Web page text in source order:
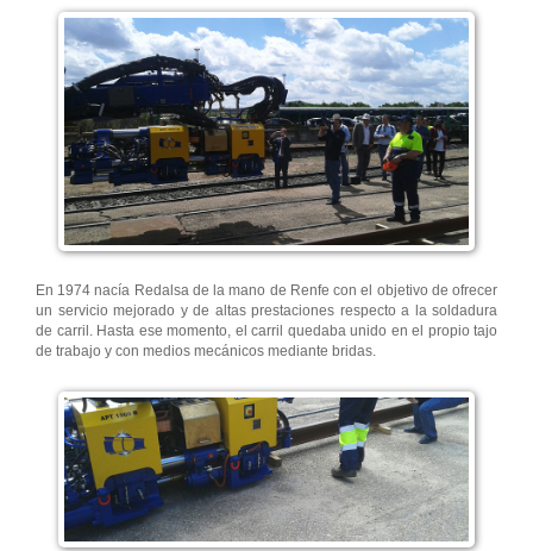
En 1974 nacía Redalsa de la mano de Renfe con el objetivo de ofrecer
un servicio mejorado y de altas prestaciones respecto a la soldadura
de carril. Hasta ese momento, el carril quedaba unido en el propio tajo
de trabajo y con medios mecánicos mediante bridas.